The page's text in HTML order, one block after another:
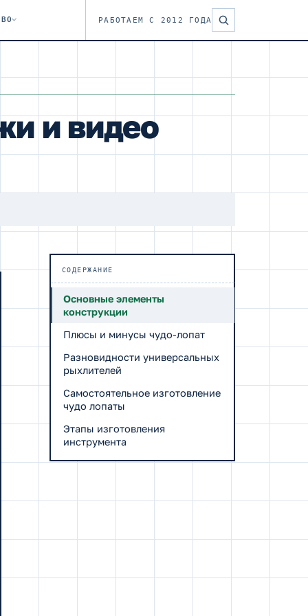
РАБОТАЕМ С 2012 ГОДА
и видео
СОДЕРЖАНИЕ
Основные элементы
конструкции
Плюсы и минусы чудо-лопат
Разновидности универсальных
рыхлителей
Самостоятельное изготовление
чудо лопаты
Этапы изготовления
инструмента